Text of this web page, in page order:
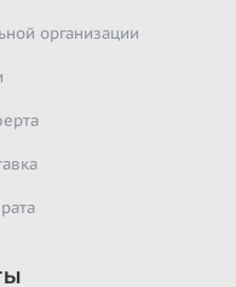
организации